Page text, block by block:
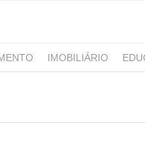
IMOBILIÁRIO